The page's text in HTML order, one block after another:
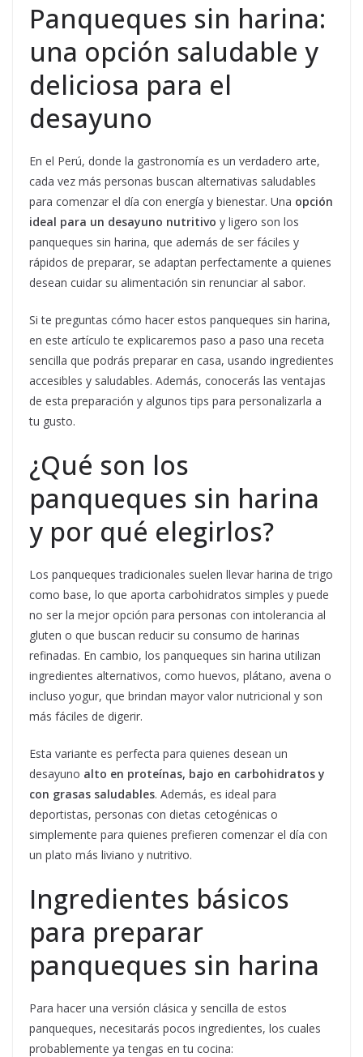
Panqueques sin harina:
una opción saludable y
deliciosa para el
desayuno
En el Perú, donde la gastronomía es un verdadero arte,
cada vez más personas buscan alternativas saludables
para comenzar el día con energía y bienestar. Una opción
ideal para un desayuno nutritivo y ligero son los
panqueques sin harina, que además de ser fáciles y
rápidos de preparar, se adaptan perfectamente a quienes
desean cuidar su alimentación sin renunciar al sabor.
Si te preguntas cómo hacer estos panqueques sin harina,
en este artículo te explicaremos paso a paso una receta
sencilla que podrás preparar en casa, usando ingredientes
accesibles y saludables. Además, conocerás las ventajas
de esta preparación y algunos tips para personalizarla a
tu gusto.
¿Qué son los
panqueques sin harina
y por qué elegirlos?
Los panqueques tradicionales suelen llevar harina de trigo
como base, lo que aporta carbohidratos simples y puede
no ser la mejor opción para personas con intolerancia al
gluten o que buscan reducir su consumo de harinas
refinadas. En cambio, los panqueques sin harina utilizan
ingredientes alternativos, como huevos, plátano, avena o
incluso yogur, que brindan mayor valor nutricional y son
más fáciles de digerir.
Esta variante es perfecta para quienes desean un
desayuno alto en proteínas, bajo en carbohidratos y
con grasas saludables. Además, es ideal para
deportistas, personas con dietas cetogénicas o
simplemente para quienes prefieren comenzar el día con
un plato más liviano y nutritivo.
Ingredientes básicos
para preparar
panqueques sin harina
Para hacer una versión clásica y sencilla de estos
panqueques, necesitarás pocos ingredientes, los cuales
probablemente ya tengas en tu cocina: